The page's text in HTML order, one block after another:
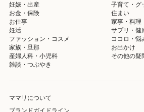
妊娠・出産
子育て・グ
お金・保険
住まい
お仕事
家事・料理
妊活
サプリ・健
ファッション・コスメ
ココロ・悩
家族・旦那
お出かけ
産婦人科・小児科
その他の疑
雑談・つぶやき
ママリについて
ブランドガイドライン